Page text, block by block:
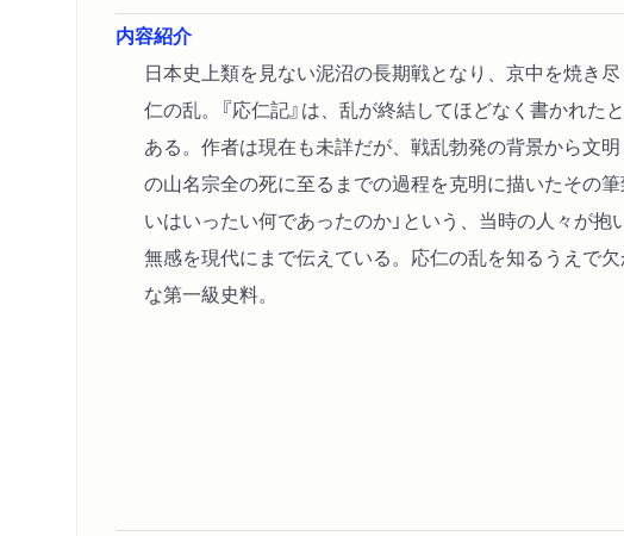
内容紹介
日本史上類を見ない泥沼の長期戦となり、京中を焼き
仁の乱。『応仁記』は、乱が終結してほどなく書かれた
ある。作者は現在も未詳だが、戦乱勃発の背景から文明
の山名宗全の死に至るまでの過程を克明に描いたその筆
いはいったい何であったのか」という、当時の人々が抱
無感を現代にまで伝えている。応仁の乱を知るうえで
な第一級史料。